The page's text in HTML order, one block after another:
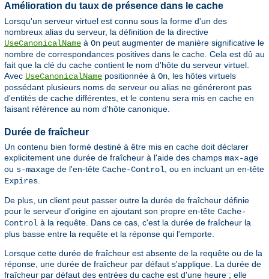
Amélioration du taux de présence dans le cache
Lorsqu'un serveur virtuel est connu sous la forme d'un des
nombreux alias du serveur, la définition de la directive
UseCanonicalName à On peut augmenter de manière significative le
nombre de correspondances positives dans le cache. Cela est dû au
fait que la clé du cache contient le nom d'hôte du serveur virtuel.
Avec UseCanonicalName positionnée à On , les hôtes virtuels
possédant plusieurs noms de serveur ou alias ne généreront pas
d'entités de cache différentes, et le contenu sera mis en cache en
faisant référence au nom d'hôte canonique.
Durée de fraîcheur
Un contenu bien formé destiné à être mis en cache doit déclarer
explicitement une durée de fraîcheur à l'aide des champs max-age
ou s-maxage de l'en-tête Cache-Control , ou en incluant un en-tête
Expires
De plus, un client peut passer outre la durée de fraîcheur définie
pour le serveur d'origine en ajoutant son propre en-tête Cache-
Control à la requête. Dans ce cas, c'est la durée de fraîcheur la
plus basse entre la requête et la réponse qui l'emporte.
Lorsque cette durée de fraîcheur est absente de la requête ou de la
réponse, une durée de fraîcheur par défaut s'applique. La durée de
fraîcheur par défaut des entrées du cache est d'une heure ; elle